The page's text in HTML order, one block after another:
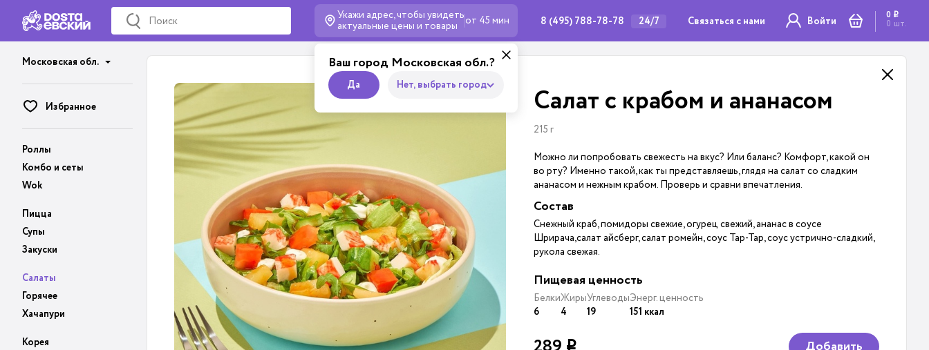
Укажи адрес, чтобы увидеть
актуальные цены и товары от 45 мин
Ваш город Московская обл.?
Да Нет, выбрать город
8 (495) 788-78-78 24/7 Связаться с нами Войти 0 i
0 шт.
Московская обл.
Избранное
Роллы
Комбо и сеты
Wok
Пицца
Супы
Закуски
Салаты
Горячее
Хачапури
Корея
Салат с крабом и ананасом
215 г
Можно ли попробовать свежесть на вкус? Или баланс? Комфорт, какой он
во рту? Именно такой, как ты представляешь, глядя на салат со сладким
ананасом и нежным крабом. Проверь и сравни впечатления.
Состав
Снежный краб, помидоры свежие, огурец свежий, ананас в соусе
Шрирача,салат айсберг, салат ромейн, соус Тар-Тар, соус устрично-сладкий,
рукола свежая.
Пищевая ценность
Белки
6
Жиры
4
Углеводы
19
Энерг. ценность
151 ккал